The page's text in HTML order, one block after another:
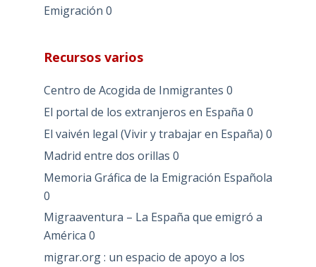
Emigración 0
Recursos varios
Centro de Acogida de Inmigrantes 0
El portal de los extranjeros en España 0
El vaivén legal (Vivir y trabajar en España) 0
Madrid entre dos orillas 0
Memoria Gráfica de la Emigración Española
0
Migraaventura – La España que emigró a
América 0
migrar.org : un espacio de apoyo a los